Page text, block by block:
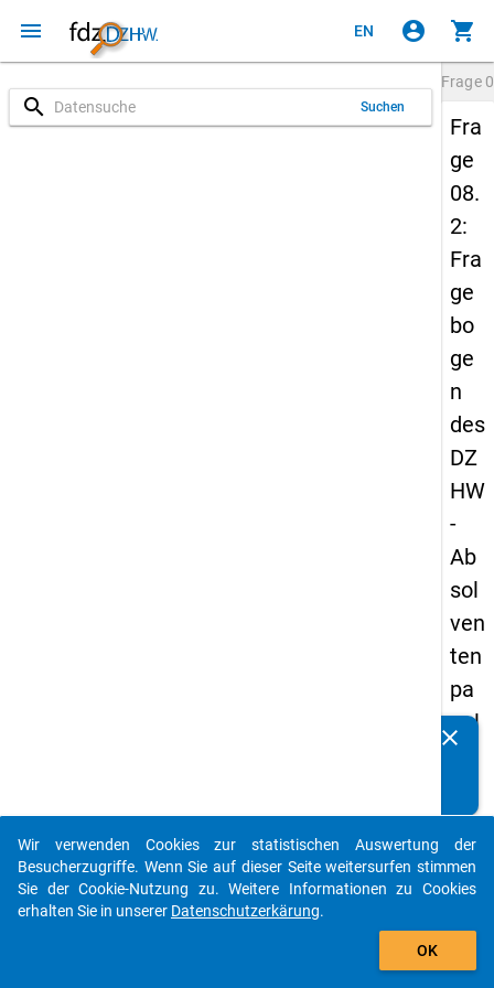
menu EN account_circle shopping_cart
search Suchen
Frage
Fra
ge
08.
2:
Fra
ge
bo
ge
n
des
DZ
HW
-
Ab
sol
ven
ten
pa
nel
09
-
zw
clear
auto_stories
add_shopping_cart
Wir verwenden Cookies zur statistischen Auswertung der
Besucherzugriffe. Wenn Sie auf dieser Seite weitersurfen stimmen
Sie der Cookie-Nutzung zu. Weitere Informationen zu Cookies
erhalten Sie in unserer Datenschutzerkärung.
OK